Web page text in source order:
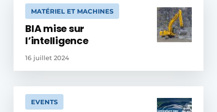
MATÉRIEL ET MACHINES
BIA mise sur
l’intelligence
16 juillet 2024
EVENTS